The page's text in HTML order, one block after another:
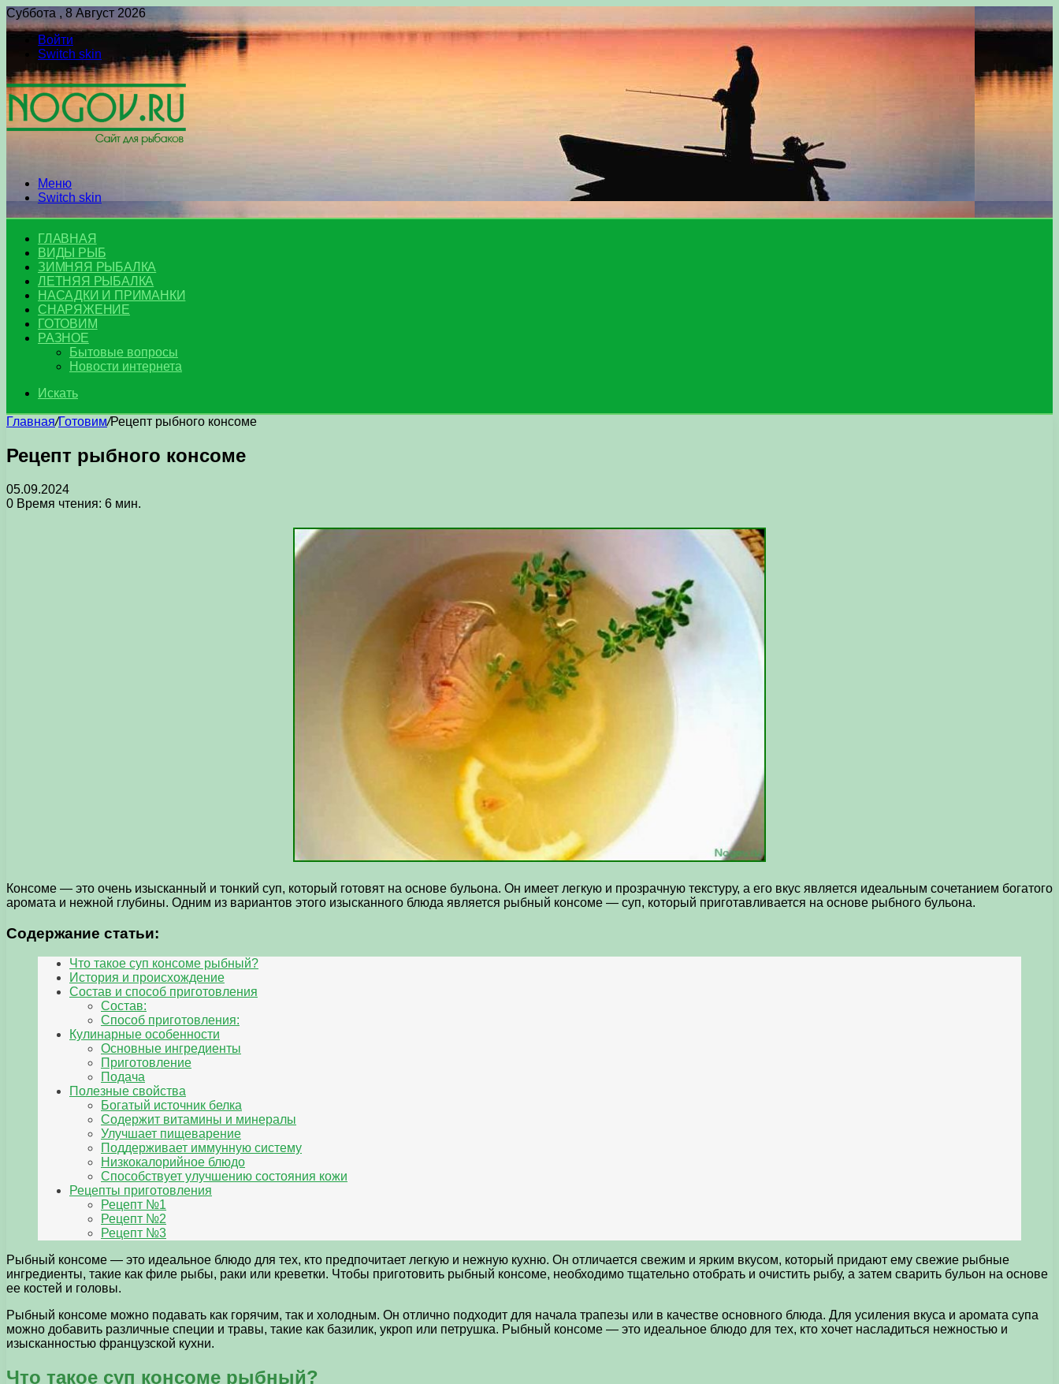
Суббота , 8 Август 2026
Войти
Switch skin
Меню
Switch skin
ГЛАВНАЯ
ВИДЫ РЫБ
ЗИМНЯЯ РЫБАЛКА
ЛЕТНЯЯ РЫБАЛКА
НАСАДКИ И ПРИМАНКИ
СНАРЯЖЕНИЕ
ГОТОВИМ
РАЗНОЕ
Бытовые вопросы
Новости интернета
Искать
Главная/Готовим/Рецепт рыбного консоме
Рецепт рыбного консоме
05.09.2024
0 Время чтения: 6 мин.
Консоме — это очень изысканный и тонкий суп, который готовят на основе бульона. Он имеет легкую и прозрачную текстуру, а его вкус является идеальным сочетанием богатого
аромата и нежной глубины. Одним из вариантов этого изысканного блюда является рыбный консоме — суп, который приготавливается на основе рыбного бульона.
Содержание статьи:
Что такое суп консоме рыбный?
История и происхождение
Состав и способ приготовления
Состав:
Способ приготовления:
Кулинарные особенности
Основные ингредиенты
Приготовление
Подача
Полезные свойства
Богатый источник белка
Содержит витамины и минералы
Улучшает пищеварение
Поддерживает иммунную систему
Низкокалорийное блюдо
Способствует улучшению состояния кожи
Рецепты приготовления
Рецепт №1
Рецепт №2
Рецепт №3
Рыбный консоме — это идеальное блюдо для тех, кто предпочитает легкую и нежную кухню. Он отличается свежим и ярким вкусом, который придают ему свежие рыбные
ингредиенты, такие как филе рыбы, раки или креветки. Чтобы приготовить рыбный консоме, необходимо тщательно отобрать и очистить рыбу, а затем сварить бульон на основе
ее костей и головы.
Рыбный консоме можно подавать как горячим, так и холодным. Он отлично подходит для начала трапезы или в качестве основного блюда. Для усиления вкуса и аромата супа
можно добавить различные специи и травы, такие как базилик, укроп или петрушка. Рыбный консоме — это идеальное блюдо для тех, кто хочет насладиться нежностью и
изысканностью французской кухни.
Что такое суп консоме рыбный?